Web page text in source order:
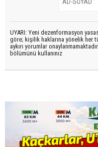
UYARI: Yeni dezenformasyon
göre; kişilik haklarına yönelik her
aykırı yorumlar
bölümünü kullanınız